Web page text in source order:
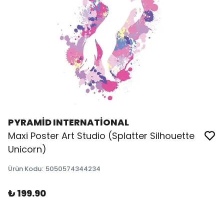
PYRAMİD INTERNATİONAL
Maxi Poster Art Studio (Splatter Silhouette
Unicorn)
Ürün Kodu: 5050574344234
₺ 199.90